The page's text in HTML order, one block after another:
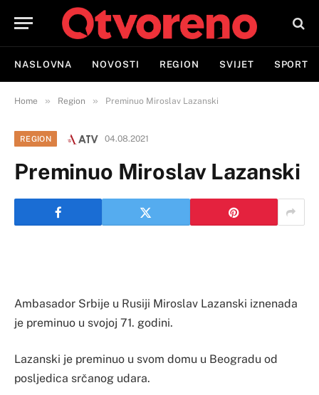
NASLOVNA NOVOSTI REGION SVIJET SPORT
Home » Region » Preminuo Miroslav Lazanski
REGION 04.08.2021
Preminuo Miroslav Lazanski
Ambasador Srbije u Rusiji Miroslav Lazanski iznenada
je preminuo u svojoj 71. godini.
Lazanski je preminuo u svom domu u Beogradu od
posljedica srčanog udara.